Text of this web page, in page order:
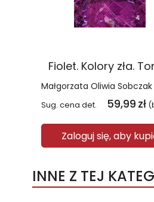
Fiolet. Kolory zła.
Małgorzata Oliwia Sobczak
Sug. cena det. 59,99 zł
Zaloguj się, aby
INNE Z TEJ